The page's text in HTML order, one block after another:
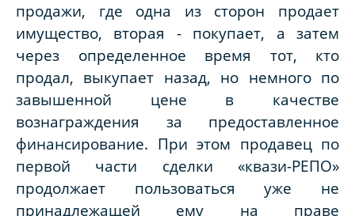
продажи, где одна из сторон продает
имущество, вторая - покупает, а затем
через определенное время тот, кто
продал, выкупает назад, но немного по
завышенной цене в качестве
вознаграждения за предоставленное
финансирование. При этом продавец по
первой части сделки «квази-РЕПО»
продолжает пользоваться уже не
принадлежащей ему на праве